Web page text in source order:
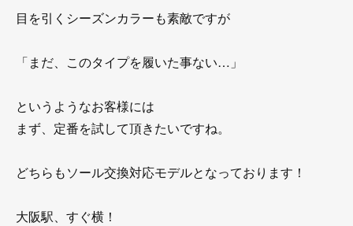
目を引くシーズンカラーも素敵ですが
「まだ、このタイプを履いた事ない…」
というようなお客様には
まず、定番を試して頂きたいですね。
どちらもソール交換対応モデルとなっております！
大阪駅、すぐ横！